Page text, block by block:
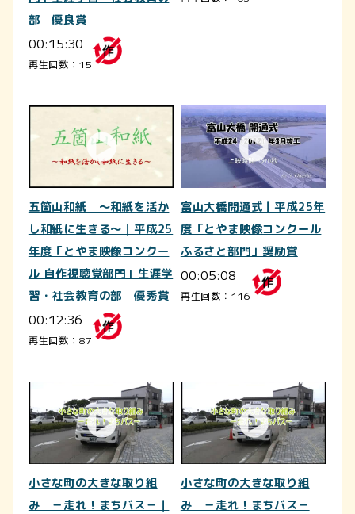
部 優良賞
00:15:30
再生回数：15
五箇山和紙 ～和紙を活か
し和紙に生きる～｜平成25
年度「とやま映像コンクー
ル 自作視聴覚部門」生涯学
習・社会教育の部 優秀賞
00:12:36
再生回数：87
富山大橋開通式｜平成25年
度「とやま映像コンクール
ふるさと部門」奨励賞
00:05:08
再生回数：116
小さな町の大きな取り組
み －走れ！まちバス－｜
小さな町の大きな取り組
み －走れ！まちバス－